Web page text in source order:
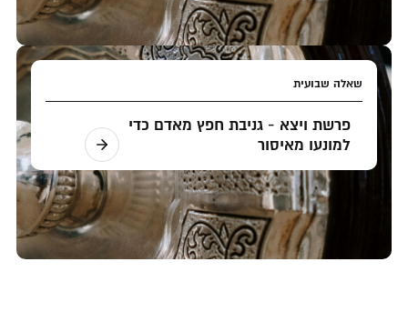
שאלה שבועית
פרשת ויצא - גניבת חפץ מאדם כדי
למונעו מאיסור